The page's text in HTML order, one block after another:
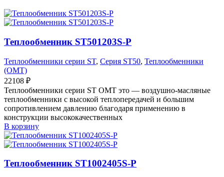
Теплообменник ST501203S-P
Теплообменники серии ST, Серия ST50, Теплообменники
(OMT)
22108 ₽
Теплообменники серии ST OMT это — воздушно-масляные
теплообменники с высокой теплопередачей и большим
сопротивлением давлению благодаря применению в
конструкции высококачественных
В корзину
Теплообменник ST1002405S-P